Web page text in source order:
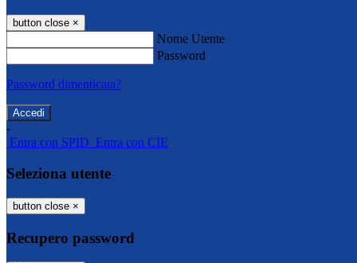
button close ×
Nome Utente
Password
Password dimenticata?
-
Entra con SPID Entra con CIE
Seleziona utente
button close ×
Recupero password